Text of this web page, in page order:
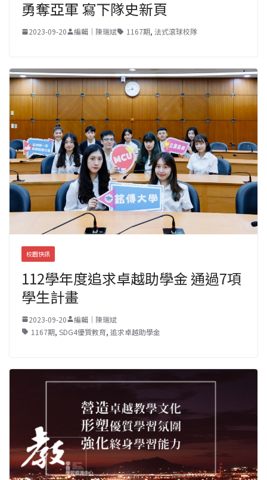
勇奪亞軍 寫下隊史新頁
2023-09-20 編輯｜陳瑞斌 1167期, 法式滾球校隊
校園快訊
112學年度追求卓越助學金 通過7項
學生計畫
2023-09-20
編輯｜陳瑞斌
1167期, SDG4優質教育, 追求卓越助學金